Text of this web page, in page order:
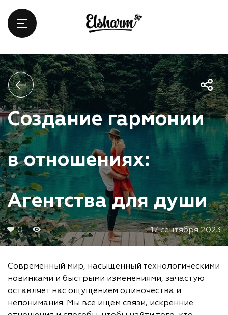
Создание гармонии
в отношениях:
Агентства для души
0 17 сентября 2023
Современный мир, насыщенный технологическими
новинками и быстрыми изменениями, зачастую
оставляет нас ощущением одиночества и
непонимания. Мы все ищем связи, искренние